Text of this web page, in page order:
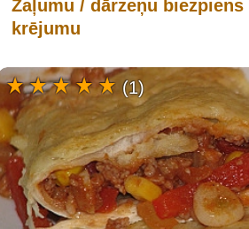
Zaļumu / dārzeņu biezpiens
krējumu
(1)